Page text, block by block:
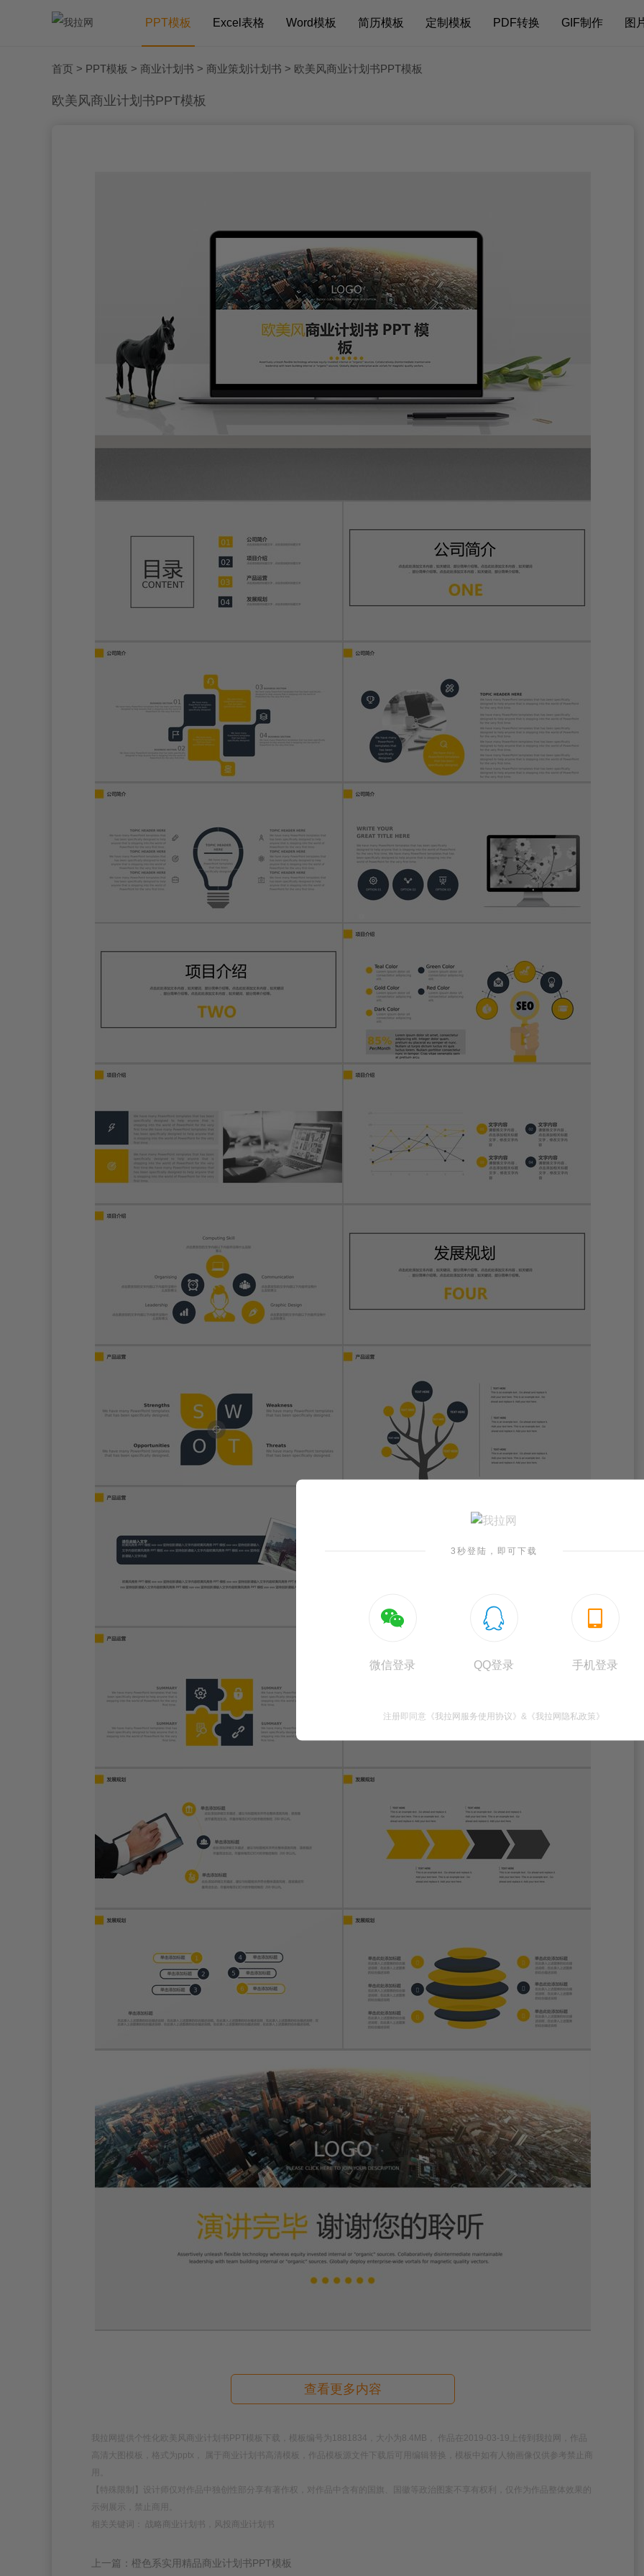
PPT模板 Excel表格 Word模板 简历模板 定制模板 PDF转换 GIF制作 图
首页 > PPT模板 > 商业计划书 > 商业策划计划书 > 欧美风商业计划书PPT模板
欧美风商业计划书PPT模板
查看更多内容
我拉网提供个性化欧美风商业计划书PPT模板下载，模板编号为1881834，大小为8.4MB， 作品在2019-03-19上传到我拉网，作品
高清大图模板，格式为pptx， 属于商业计划书高清模板，作品模板源文件下载后可用编辑替换，模板中如有人物画像仅供参考禁止商
【特殊限制】设计师仅对作品中独创性部分享有著作权，对作品中含有的国旗、国徽等政治图案不享有权利，仅作为作品整体效果的
示例展示，禁止商用。
相关关键词： 战略商业计划书，风投商业计划书
上一篇：橙色系实用精品商业计划书PPT模板
3秒登陆，即可下载

微信登录

QQ登录

手机登录
注册即同意 《我拉网服务使用协议》 & 《我拉网隐私政策》